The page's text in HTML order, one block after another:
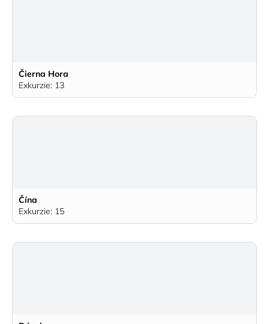
Čierna Hora
Exkurzie: 13
Čína
Exkurzie: 15